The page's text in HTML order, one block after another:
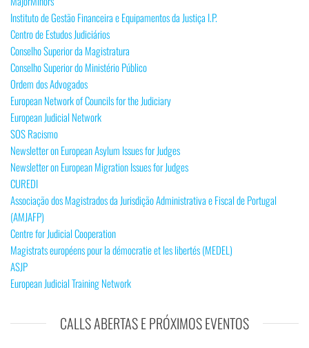
Instituto de Gestão Financeira e Equipamentos da Justiça I.P.
Centro de Estudos Judiciários
Conselho Superior da Magistratura
Conselho Superior do Ministério Público
Ordem dos Advogados
European Network of Councils for the Judiciary
European Judicial Network
SOS Racismo
Newsletter on European Asylum Issues for Judges
Newsletter on European Migration Issues for Judges
CUREDI
Associação dos Magistrados da Jurisdição Administrativa e Fiscal de Portugal
(AMJAFP)
Centre for Judicial Cooperation
Magistrats européens pour la démocratie et les libertés (MEDEL)
ASJP
European Judicial Training Network
CALLS ABERTAS E PRÓXIMOS EVENTOS